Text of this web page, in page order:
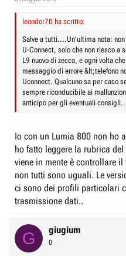
leondor70 ha scritto:
Salve a tutti....Un'ultima nota:
U-Connect, solo che non riesco a
L9 nuovo di zecca, e ogni volta
messaggio di errore &lt;telefono
Uconnect. Qualcuno sa per caso
sempre riconducibile ai
anticipo per gli eventuali
Io con un Lumia 800 non ho
ho fatto leggere la rubrica
viene in mente è controllare
non tutti sono uguali. Le
ci sono dei profili particolari
trasmissione dati..
G giugium
0